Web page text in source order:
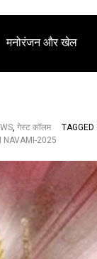
मनोरंजन और खेल
, गेस्ट कॉलम TAGGED
NAVAMI-2025